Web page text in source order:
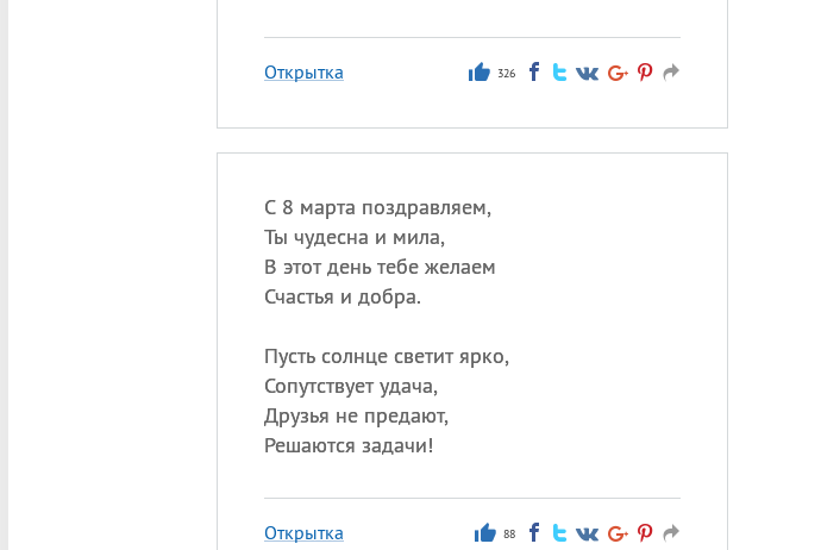
Открытка 326
С 8 марта поздравляем,
Ты чудесна и мила,
В этот день тебе желаем
Счастья и добра.
Пусть солнце светит ярко,
Сопутствует удача,
Друзья не предают,
Решаются задачи!
Открытка 88